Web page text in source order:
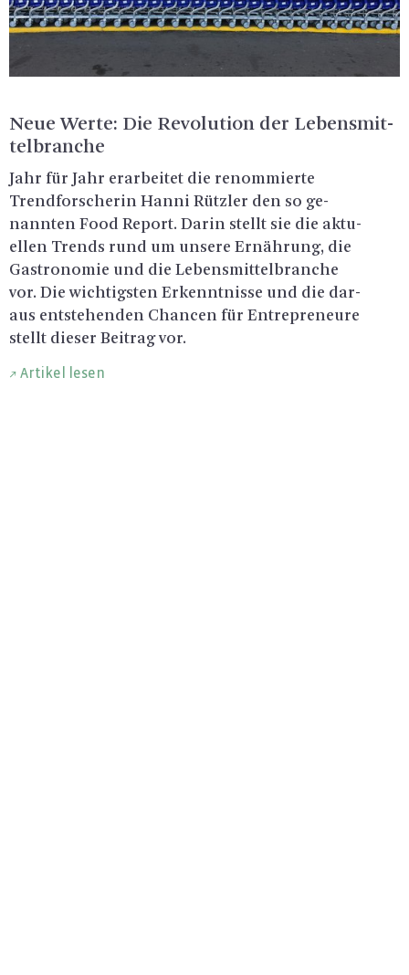
Neue Werte: Die Re­vo­lu­ti­on der Le­bens­mit­
tel­bran­che
Jahr für Jahr er­ar­bei­tet die re­nom­mier­te
Trend­for­sche­rin Hanni Rütz­ler den so ge­
nann­ten Food Re­port. Darin stellt sie die ak­tu­
el­len Trends rund um un­se­re Er­näh­rung, die
Gas­tro­no­mie und die Le­bens­mit­tel­bran­che
vor. Die wich­tigs­ten Er­kennt­nis­se und die dar­
aus ent­ste­hen­den Chan­cen für En­tre­pre­neu­re
stellt die­ser Bei­trag vor.
Artikel lesen